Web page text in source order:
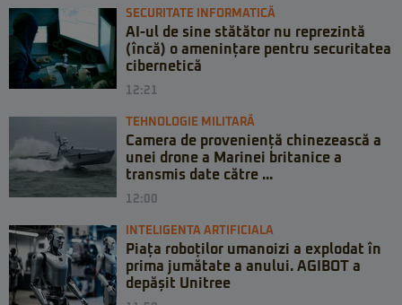
SECURITATE INFORMATICĂ
AI-ul de sine stătător nu reprezintă
(încă) o amenințare pentru securitatea
cibernetică
12:21
TEHNOLOGIE MILITARĂ
Camera de proveniență chinezească a
unei drone a Marinei britanice a
transmis date către ...
12:00
INTELIGENTA ARTIFICIALA
Piața roboților umanoizi a explodat în
prima jumătate a anului. AGIBOT a
depășit Unitree